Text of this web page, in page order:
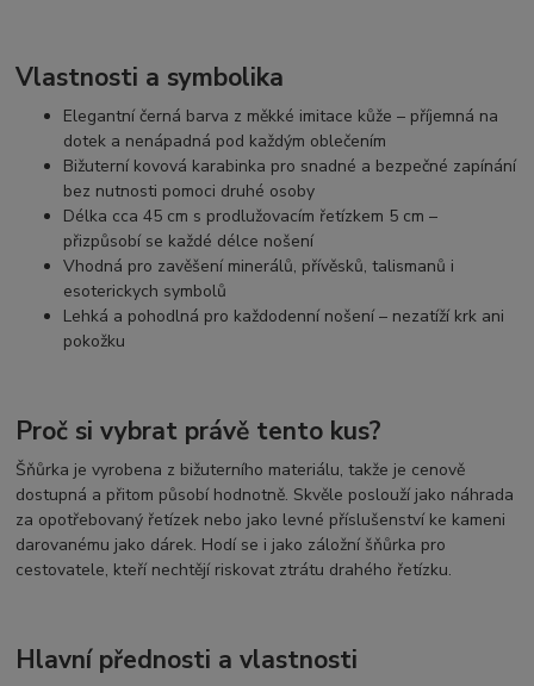
Vlastnosti a symbolika
Elegantní černá barva z měkké imitace kůže – příjemná na
dotek a nenápadná pod každým oblečením
Bižuterní kovová karabinka pro snadné a bezpečné zapínání
bez nutnosti pomoci druhé osoby
Délka cca 45 cm s prodlužovacím řetízkem 5 cm –
přizpůsobí se každé délce nošení
Vhodná pro zavěšení minerálů, přívěsků, talismanů i
esoterickych symbolů
Lehká a pohodlná pro každodenní nošení – nezatíží krk ani
pokožku
Proč si vybrat právě tento kus?
Šňůrka je vyrobena z bižuterního materiálu, takže je cenově
dostupná a přitom působí hodnotně. Skvěle poslouží jako náhrada
za opotřebovaný řetízek nebo jako levné příslušenství ke kameni
darovanému jako dárek. Hodí se i jako záložní šňůrka pro
cestovatele, kteří nechtějí riskovat ztrátu drahého řetízku.
Hlavní přednosti a vlastnosti